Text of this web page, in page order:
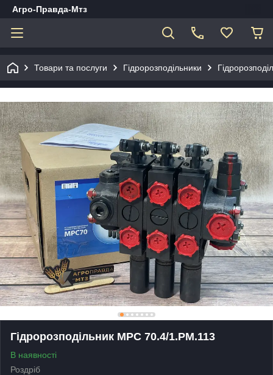
Агро-Правда-Мтз
Товари та послуги Гідророзподільники
Гідророзподільник МРС 70.4/1.РМ.113
В наявності
Роздріб